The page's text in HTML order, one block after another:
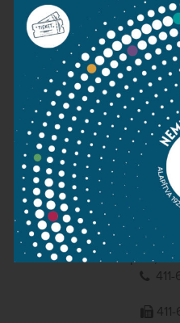
1095 Budapest,